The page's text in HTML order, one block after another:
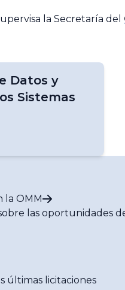
la Secretaría del
Datos y
Sistemas
la OMM
las oportunidades
últimas licitaciones